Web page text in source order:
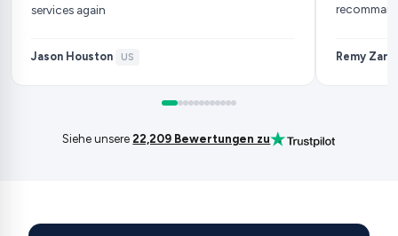
services again
Jason Houston· US Remy Zarb
Siehe unsere22,209 Bewertungen zu